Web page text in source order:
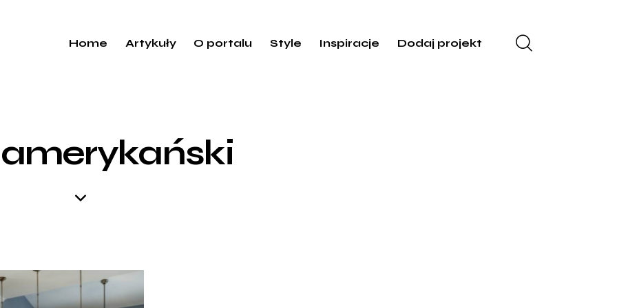
Home Artykuły O portalu Style Inspiracje Dodaj projekt